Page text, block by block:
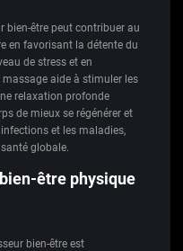
bien-être peut contribuer au
en favorisant la détente du
de stress et en
aide à stimuler les
relaxation profonde
de mieux se régénérer et
et les maladies,
globale.
être physique
bien-être est